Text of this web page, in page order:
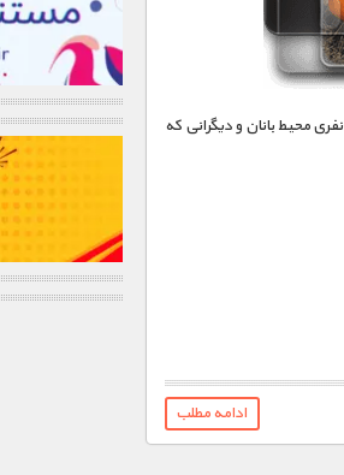
سفری صمیمی به زندگی گروهی از حیوانات وحشی، از نگاه تیم 600 نفری محیط بانان و دیگرانی که
ادامه مطلب